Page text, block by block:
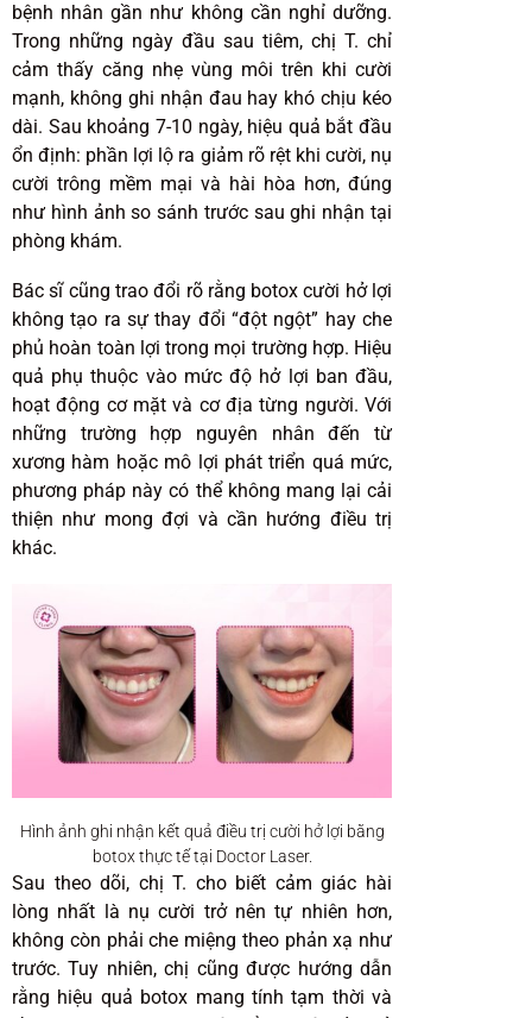
bệnh nhân gần như không cần nghỉ dưỡng.
Trong những ngày đầu sau tiêm, chị T. chỉ
cảm thấy căng nhẹ vùng môi trên khi cười
mạnh, không ghi nhận đau hay khó chịu kéo
dài. Sau khoảng 7-10 ngày, hiệu quả bắt đầu
ổn định: phần lợi lộ ra giảm rõ rệt khi cười, nụ
cười trông mềm mại và hài hòa hơn, đúng
như hình ảnh so sánh trước sau ghi nhận tại
phòng khám.
Bác sĩ cũng trao đổi rõ rằng botox cười hở lợi
không tạo ra sự thay đổi “đột ngột” hay che
phủ hoàn toàn lợi trong mọi trường hợp. Hiệu
quả phụ thuộc vào mức độ hở lợi ban đầu,
hoạt động cơ mặt và cơ địa từng người. Với
những trường hợp nguyên nhân đến từ
xương hàm hoặc mô lợi phát triển quá mức,
phương pháp này có thể không mang lại cải
thiện như mong đợi và cần hướng điều trị
khác.
Hình ảnh ghi nhận kết quả điều trị cười hở lợi bằng
botox thực tế tại Doctor Laser.
Sau theo dõi, chị T. cho biết cảm giác hài
lòng nhất là nụ cười trở nên tự nhiên hơn,
không còn phải che miệng theo phản xạ như
trước. Tuy nhiên, chị cũng được hướng dẫn
rằng hiệu quả botox mang tính tạm thời và